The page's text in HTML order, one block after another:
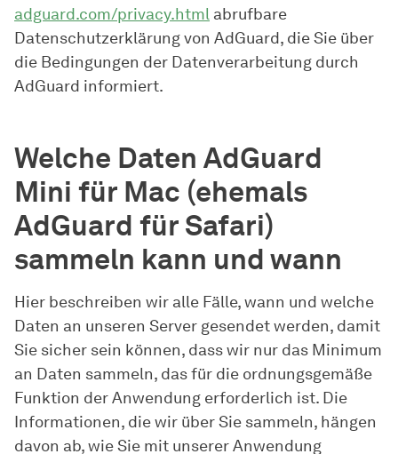
adguard.com/privacy.html abrufbare
Datenschutzerklärung von AdGuard, die Sie über
die Bedingungen der Datenverarbeitung durch
AdGuard informiert.
Welche Daten AdGuard
Mini für Mac (ehemals
AdGuard für Safari)
sammeln kann und wann
Hier beschreiben wir alle Fälle, wann und welche
Daten an unseren Server gesendet werden, damit
Sie sicher sein können, dass wir nur das Minimum
an Daten sammeln, das für die ordnungsgemäße
Funktion der Anwendung erforderlich ist. Die
Informationen, die wir über Sie sammeln, hängen
davon ab, wie Sie mit unserer Anwendung